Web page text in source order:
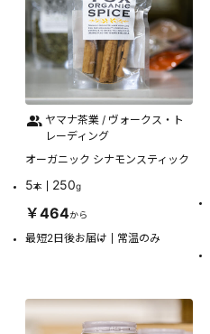
ヤマナ茶業 / ヴォークス・ト
レーディング
オーガニック シナモンスティック
5本 250g
￥464から
最短2日後お届け 常温のみ